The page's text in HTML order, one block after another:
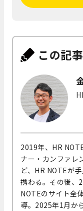
この記
2019年、HR
ナー・カンファレ
ど、HR NOTEが
携わる。その後、
NOTEのサイト全
導。2025年1月か